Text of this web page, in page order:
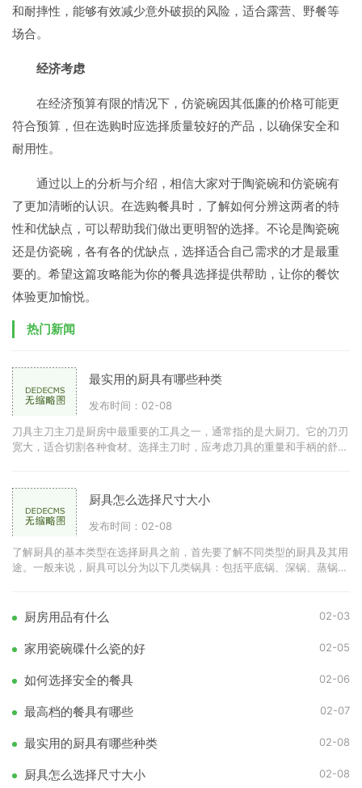
和耐摔性，能够有效减少意外破损的风险，适合露营、野餐等
场合。
经济考虑
在经济预算有限的情况下，仿瓷碗因其低廉的价格可能更
符合预算，但在选购时应选择质量较好的产品，以确保安全和
耐用性。
通过以上的分析与介绍，相信大家对于陶瓷碗和仿瓷碗有
了更加清晰的认识。在选购餐具时，了解如何分辨这两者的特
性和优缺点，可以帮助我们做出更明智的选择。不论是陶瓷碗
还是仿瓷碗，各有各的优缺点，选择适合自己需求的才是最重
要的。希望这篇攻略能为你的餐具选择提供帮助，让你的餐饮
体验更加愉悦。
热门新闻
最实用的厨具有哪些种类
发布时间：02-08
刀具主刀主刀是厨房中最重要的工具之一，通常指的是大厨刀。它的刀刃
宽大，适合切割各种食材。选择主刀时，应考虑刀具的重量和手柄的舒适
厨具怎么选择尺寸大小
发布时间：02-08
了解厨具的基本类型在选择厨具之前，首先要了解不同类型的厨具及其用
途。一般来说，厨具可以分为以下几类锅具：包括平底锅、深锅、蒸锅
厨房用品有什么 02-03
家用瓷碗碟什么瓷的好 02-05
如何选择安全的餐具 02-06
最高档的餐具有哪些 02-07
最实用的厨具有哪些种类 02-08
厨具怎么选择尺寸大小 02-08